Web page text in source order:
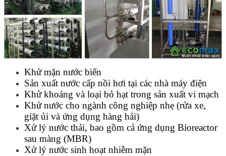
Khử mặn nước biển
Sản xuất nước cấp nồi hơi tại các nhà máy điện
Khử khoáng và loại bỏ hạt trong sản xuất vi mạch
Khử nước cho ngành công nghiệp nhẹ (rửa xe,
giặt ủi và ứng dụng hàng hải)
Xử lý nước thải, bao gồm cả ứng dụng Bioreactor
sau màng (MBR)
Xử lý nước sinh hoạt nhiễm mặn